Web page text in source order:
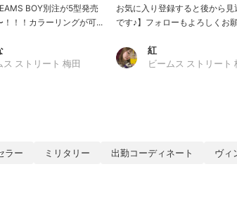
BOY別注が5型発売
！！！カラーリングが可...
ス ストリート 梅田
お気に入り登録すると後から見
です♪】フォローもよろしくお
紅
ビームス ストリート
ラー ミリタリー 出勤コーディネート ヴィ